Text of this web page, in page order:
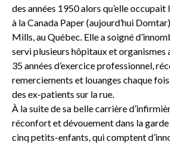
des années 1950 alors qu’elle
à la Canada Paper (aujourd’hui
Mills, au Québec. Elle a soigné
servi plusieurs hôpitaux et organismes
35 années d’exercice professionnel,
remerciements et louanges chaque
des ex-patients sur la rue.
À la suite de sa belle carrière
réconfort et dévouement dans la
cinq petits-enfants, qui comptent